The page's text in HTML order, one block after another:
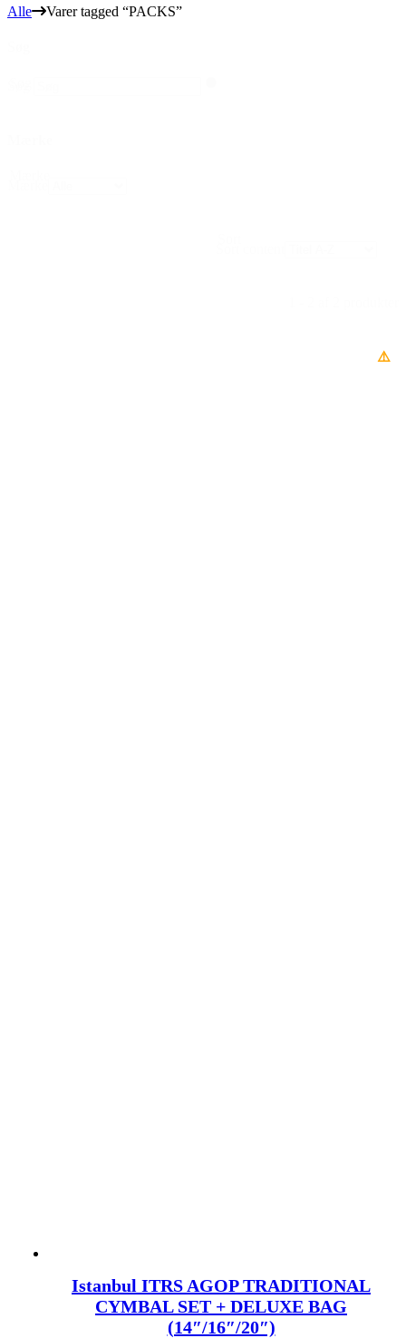
Alle Varer tagged “PACKS”
⚠️
Istanbul ITRS AGOP TRADITIONAL
CYMBAL SET + DELUXE BAG
(14″/16″/20″)